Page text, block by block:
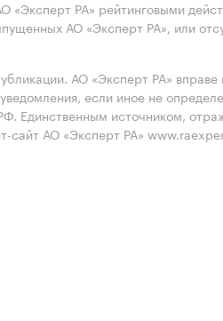
РА» рейтинговыми
АО «Эксперт РА», или
АО «Эксперт РА» вправе
если иное не
Единственным источником,
сайт АО «Эксперт РА»